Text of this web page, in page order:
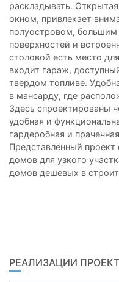
раскладывать.
окном, привлекает
полуостровом, большим
поверхностей и
столовой есть место
входит гараж,
твердом топливе.
в мансарду, где
Здесь спроектированы
удобная и
гардеробная и
Представленный проект
домов для узкого
домов дешевых в
РЕАЛИЗАЦИИ